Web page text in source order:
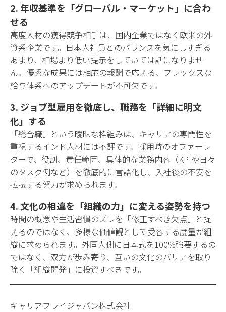
2. 年収基準を「グローバル・マーケット」に合わ
せる
高度人材の獲得競争相手は、国内企業ではなく欧米の外
資系企業です。日本人社員とのバランスを気にしすぎる
あまり、相場より低い提示をしていては話になりませ
ん。優秀な成果には相応の報酬で応える、フレックスな
給与体系へのアップデートが不可欠です。
3. ジョブ型雇用を徹底し、職務を「詳細に明文
化」する
「総合職」という曖昧な枠組みは、キャリアの専門性を
重視するインド人材には不評です。採用時のオファーレ
ターで、役割、責任範囲、具体的な業務内容（KPIや日々
のタスク例など）を徹底的に言語化し、入社後の不安を
払拭する努力が求められます。
4. 文化の相違を「組織の力」に変える姿勢を持つ
時間の概念や生活習慣のズレを「修正すべき欠点」と捉
えるのではなく、多様な価値観として受容する度量が組
織に求められます。外国人側に日本式を100%強要するの
ではなく、双方が歩み寄り、互いの文化のバリアを取り
除く「組織開発」に投資すべきです。
キャリアフライジャパン株式会社